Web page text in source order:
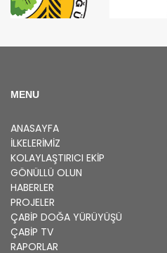
MENU
ANASAYFA
İLKELERIMIZ
KOLAYLAŞTIRICI EKIP
GÖNÜLLÜ OLUN
HABERLER
PROJELER
ÇABİP DOĞA YÜRÜYÜŞÜ
ÇABİP TV
RAPORLAR